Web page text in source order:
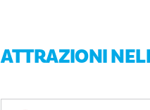
ATTRAZIONI